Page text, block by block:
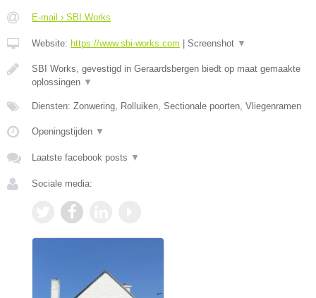
E-mail › SBI Works
Website: https://www.sbi-works.com | Screenshot ▼
SBI Works, gevestigd in Geraardsbergen biedt op maat gemaakte
oplossingen ▼
Diensten: Zonwering, Rolluiken, Sectionale poorten, Vliegenramen
Openingstijden ▼
Laatste facebook posts ▼
Sociale media: